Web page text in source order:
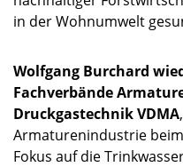
in der Wohnumwelt
Wolfgang Burchard
Fachverbände
Druckgastechnik VDMA
Armaturenindustrie
Fokus auf die